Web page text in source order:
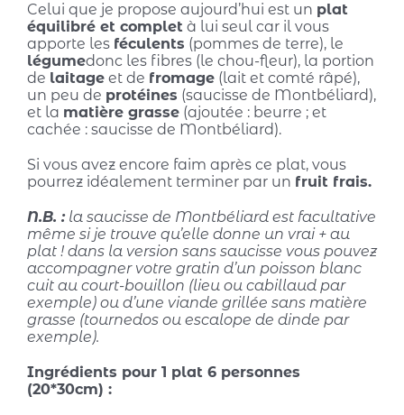
Celui que je propose aujourd’hui est un plat
équilibré et completà lui seul car il vous
apporte les féculents (pommes de terre), le
légumedonc les fibres (le chou-fleur), la portion
de laitageet de fromage(lait et comté râpé),
un peu de protéines (saucisse de Montbéliard),
et la matière grasse(ajoutée : beurre ; et
cachée : saucisse de Montbéliard).
Si vous avez encore faim après ce plat, vous
pourrez idéalement terminer par un fruit frais.
N.B. :la saucisse de Montbéliard est facultative
même si je trouve qu’elle donne un vrai + au
plat ! dans la version sans saucisse vous pouvez
accompagner votre gratin d’un poisson blanc
cuit au court-bouillon (lieu ou cabillaud par
exemple) ou d’une viande grillée sans matière
grasse (tournedos ou escalope de dinde par
exemple).
Ingrédients pour 1 plat 6 personnes
(20*30cm) :